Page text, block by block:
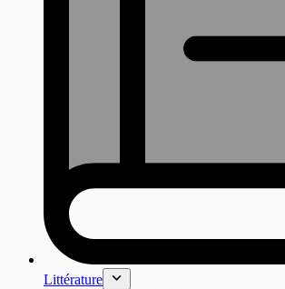
Littérature